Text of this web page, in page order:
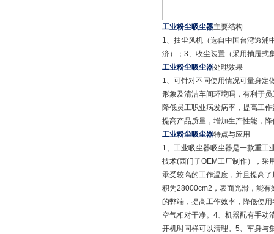
工业粉尘吸尘器主要结构
1、抽尘风机（选自中国台湾透浦
济）；3、收尘装置（采用抽屉式
工业粉尘吸尘器处理效果
1、可针对不同使用情况可量身定
形象及清洁车间环境吗，有利于
降低员工职业病发病率，提高工
提高产品质量，增加生产性能，
工业粉尘吸尘器特点与应用
1、工业吸尘器吸尘器是一款重工
技术(西门子OEM工厂制作），采
承受较高的工作温度，并且提高
积为28000cm2，表面光滑，能
的弊端，提高工作效率，降低使
空气相对干净。4、机器配有手动
开机时同样可以清理。5、车身与